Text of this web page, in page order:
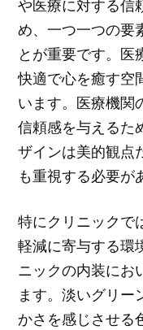
や医療に対する信
め、一つ一つの要
とが重要です。医
快適で心を癒す空
います。医療機関
信頼感を与えるた
ザインは美的観点
も重視する必要が
特にクリニックで
軽減に寄与する環
ニックの内装にお
ます。淡いグリー
かさを感じさせる